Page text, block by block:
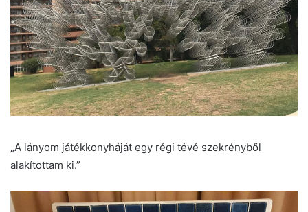
„A lányom játékkonyháját egy régi tévé szekrényből
alakítottam ki.”